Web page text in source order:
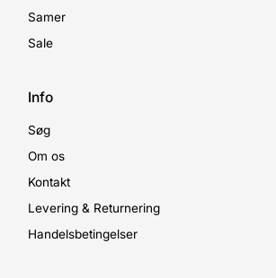
Samer
Sale
Info
Søg
Om os
Kontakt
Levering & Returnering
Handelsbetingelser